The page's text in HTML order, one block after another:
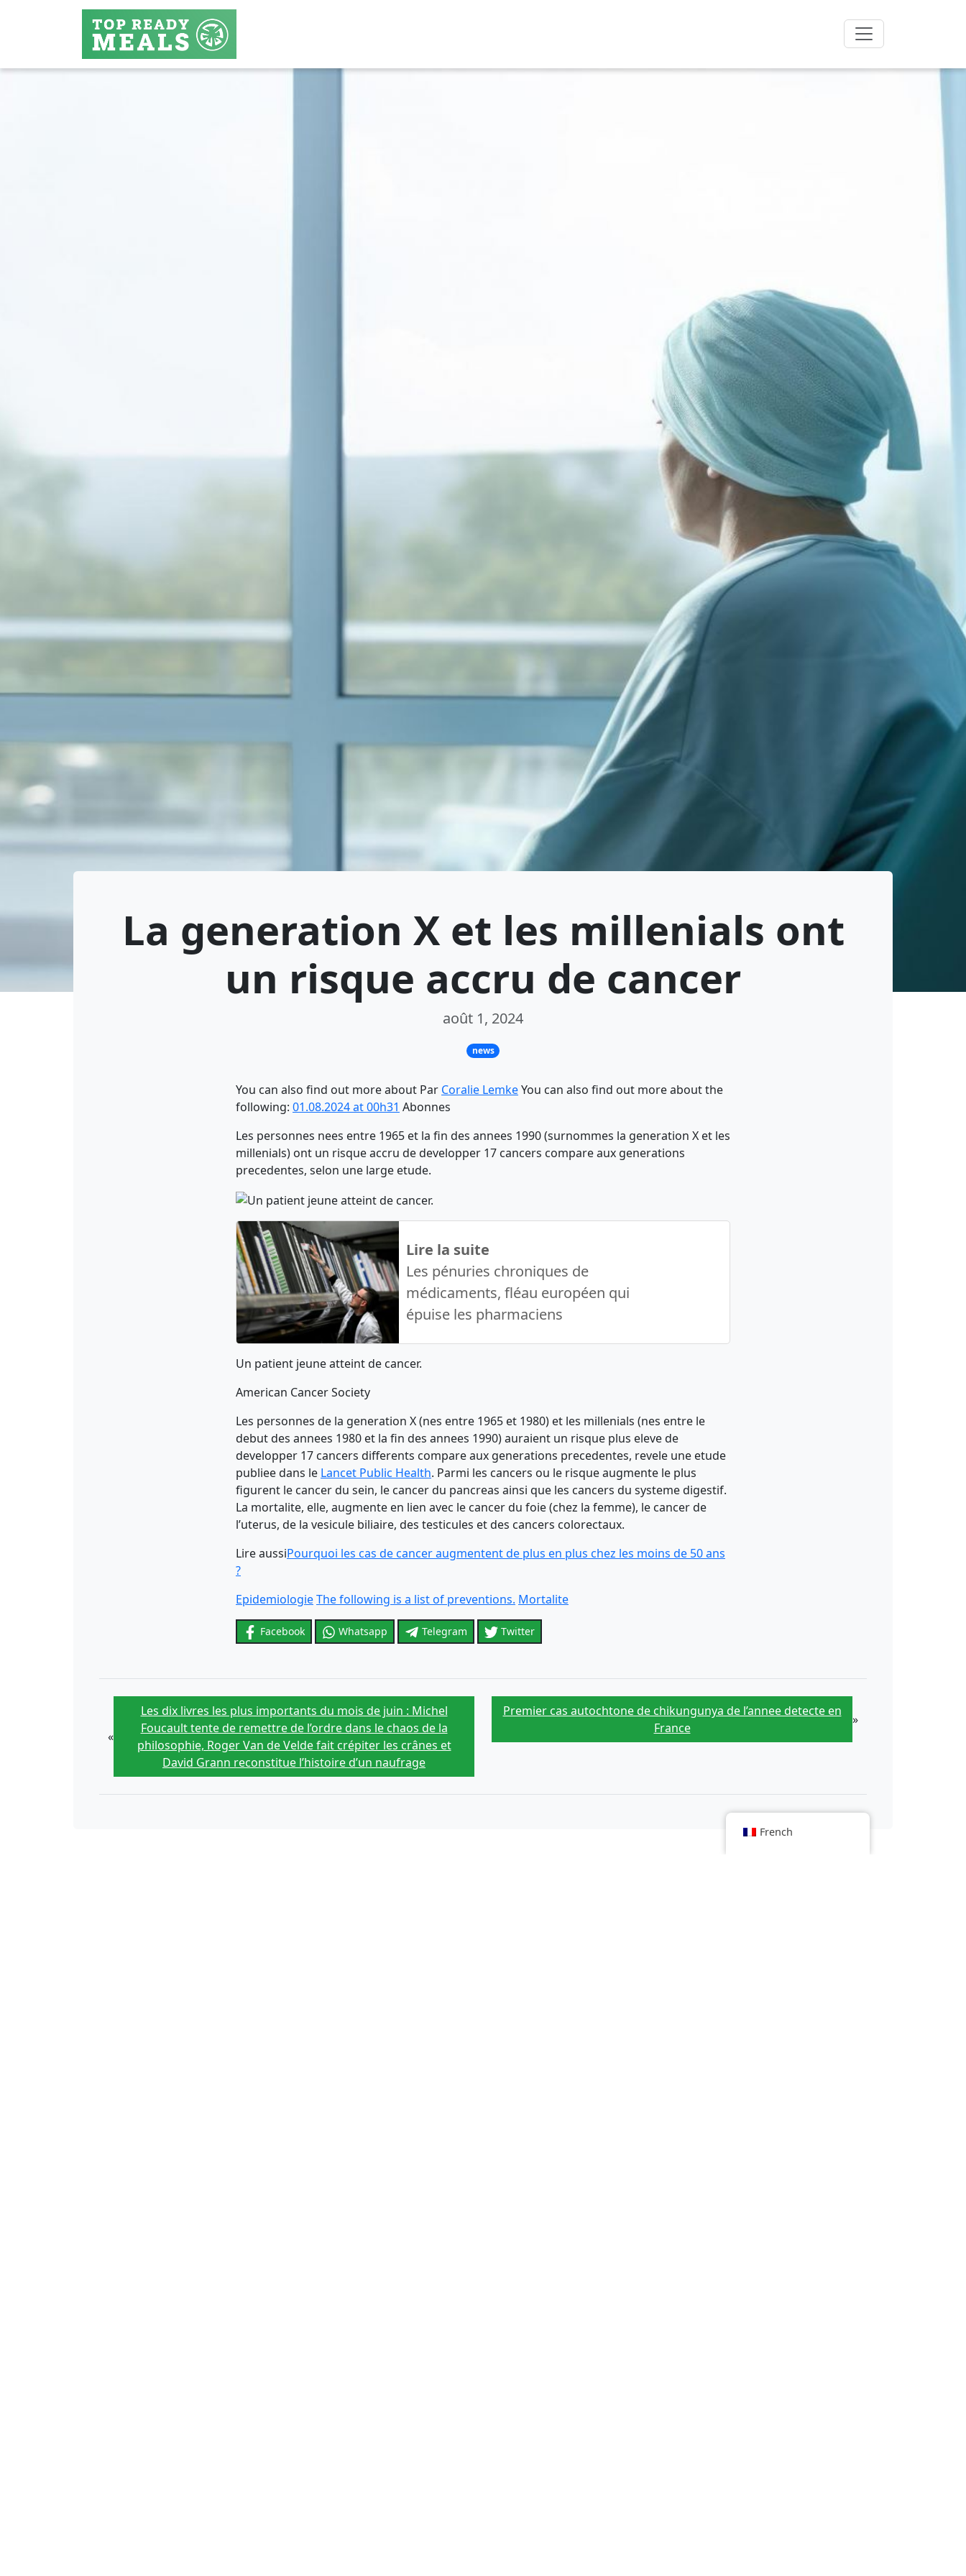
La generation X et les millenials ont
un risque accru de cancer
août 1, 2024
news
You can also find out more about Par Coralie LemkeYou can also find out more about the
following: 01.08.2024 at 00h31 Abonnes
Les personnes nees entre 1965 et la fin des annees 1990 (surnommes la generation X et les
millenials) ont un risque accru de developper 17 cancers compare aux generations
precedentes, selon une large etude.
Lire la suite
Les pénuries chroniques de
médicaments, fléau européen qui
épuise les pharmaciens
Un patient jeune atteint de cancer.
American Cancer Society
Les personnes de la generation X (nes entre 1965 et 1980) et les millenials (nes entre le
debut des annees 1980 et la fin des annees 1990) auraient un risque plus eleve de
developper 17 cancers differents compare aux generations precedentes, revele une etude
publiee dans le Lancet Public Health. Parmi les cancers ou le risque augmente le plus
figurent le cancer du sein, le cancer du pancreas ainsi que les cancers du systeme digestif.
La mortalite, elle, augmente en lien avec le cancer du foie (chez la femme), le cancer de
l’uterus, de la vesicule biliaire, des testicules et des cancers colorectaux.
Lire aussiPourquoi les cas de cancer augmentent de plus en plus chez les moins de 50 ans
?
EpidemiologieThe following is a list of preventions. Mortalite
Facebook Whatsapp Telegram Twitter
«
Les dix livres les plus importants du mois de juin : Michel
Foucault tente de remettre de l’ordre dans le chaos de la
philosophie, Roger Van de Velde fait crépiter les crânes et
David Grann reconstitue l’histoire d’un naufrage
Premier cas autochtone de chikungunya de l’annee detecte en
France
»
French